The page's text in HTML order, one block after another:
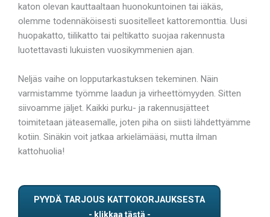
katon olevan kauttaaltaan huonokuntoinen tai iäkäs,
olemme todennäköisesti suositelleet kattoremonttia. Uusi
huopakatto, tiilikatto tai peltikatto suojaa rakennusta
luotettavasti lukuisten vuosikymmenien ajan.
Neljäs vaihe on lopputarkastuksen tekeminen. Näin
varmistamme työmme laadun ja virheettömyyden. Sitten
siivoamme jäljet. Kaikki purku- ja rakennusjätteet
toimitetaan jäteasemalle, joten piha on siisti lähdettyämme
kotiin. Sinäkin voit jatkaa arkielämääsi, mutta ilman
kattohuolia!
PYYDÄ TARJOUS KATTOKORJAUKSESTA